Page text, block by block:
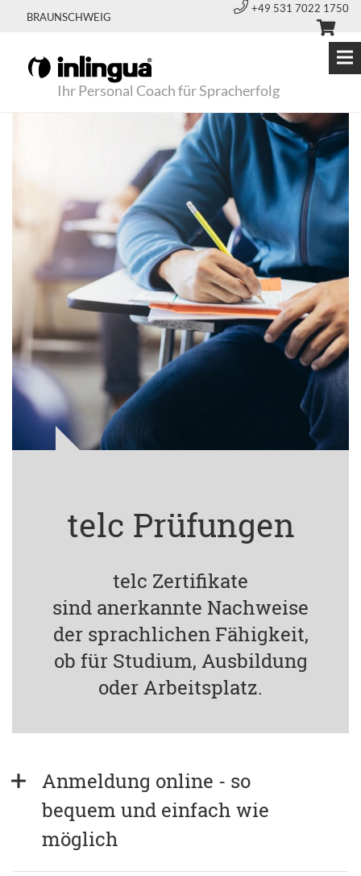
BRAUNSCHWEIG
+49 531 7022 1750
Ihr Personal Coach für Spracherfolg
telc Prüfungen
telc Zertifikate
sind anerkannte Nachweise
der sprachlichen Fähigkeit,
ob für Studium, Ausbildung
oder Arbeitsplatz.
Anmeldung online - so
bequem und einfach wie
möglich